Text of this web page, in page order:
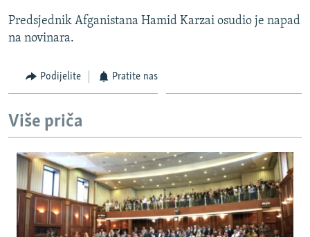
POPLAVE I KLIZIŠTA U BIH 2024.
POST SCRIPTUM
TRI DECENIJE OD RATA U BIH
SVE KARTE DEJTONA
NASTANAK I RASPAD JUGOSLAVIJE
Predsjednik Afganistana Hamid Karzai osudio je napad
na novinara.
Podijelite Pratite nas
Više priča